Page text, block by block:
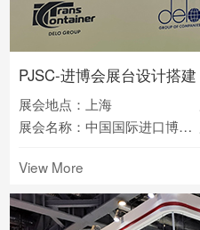
PJSC-进博会展台设计搭建
展会地点：上海
展会名称：中国国际进口博览会
View More